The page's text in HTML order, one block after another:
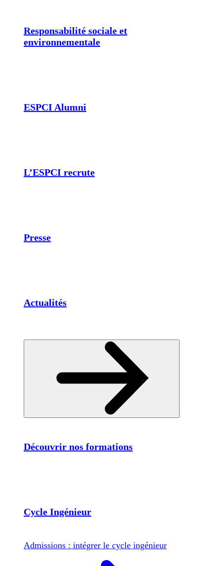
Responsabilité sociale et
environnementale
ESPCI Alumni
L’ESPCI recrute
Presse
Actualités
Découvrir nos formations
Cycle Ingénieur
Admissions : intégrer le cycle ingénieur